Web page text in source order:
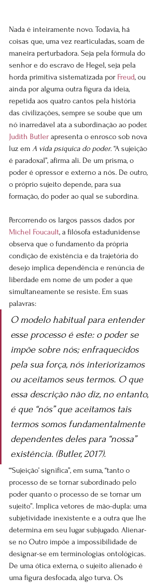
Nada é inteiramente novo. Todavia, há
coisas que, uma vez rearticuladas, soam de
maneira perturbadora. Seja pela fórmula do
senhor e do escravo de Hegel, seja pela
horda primitiva sistematizada por Freud, ou
ainda por alguma outra figura da ideia,
repetida aos quatro cantos pela história
das civilizações, sempre se soube que um
nó inarredável ata a subordinação ao poder.
Judith Butler apresenta o enrosco sob nova
luz em A vida psíquica do poder. “A sujeição
é paradoxal”, afirma ali. De um prisma, o
poder é opressor e externo a nós. De outro,
o próprio sujeito depende, para sua
formação, do poder ao qual se subordina.
Percorrendo os largos passos dados por
Michel Foucault, a filósofa estadunidense
observa que o fundamento da própria
condição de existência e da trajetória do
desejo implica dependência e renúncia de
liberdade em nome de um poder a que
simultaneamente se resiste. Em suas
palavras:
O modelo habitual para entender
esse processo é este: o poder se
impõe sobre nós; enfraquecidos
pela sua força, nós interiorizamos
ou aceitamos seus termos. O que
essa descrição não diz, no entanto,
é que “nós” que aceitamos tais
termos somos fundamentalmente
dependentes deles para “nossa”
existência. (Butler, 2017).
“‘Sujeição’ significa”, em suma, “tanto o
processo de se tornar subordinado pelo
poder quanto o processo de se tornar um
sujeito”. Implica vetores de mão-dupla: uma
subjetividade inexistente e a outra que lhe
determina em seu lugar subjugado. Alienar-
se no Outro impõe a impossibilidade de
designar-se em terminologias ontológicas.
De uma ótica externa, o sujeito alienado é
uma figura desfocada, algo turva. Os